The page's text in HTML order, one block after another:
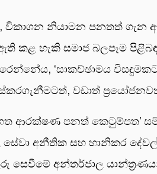
විකාශන නියාමන පනතත් ගැන
කළ හැකි සමාජ බලපෑම
‘සාකච්ඡාමය
වඩාත් ප්‍රයෝජනවත්
ආරක්ෂණ පනත් කෙටුම්පත’
අනීතික සහ හානිකර
සෙවීමේ අන්තර්ජාල